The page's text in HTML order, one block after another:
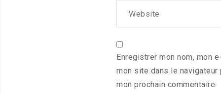
Enregistrer mon nom, mon
mon site dans le navigateur
mon prochain commentaire.